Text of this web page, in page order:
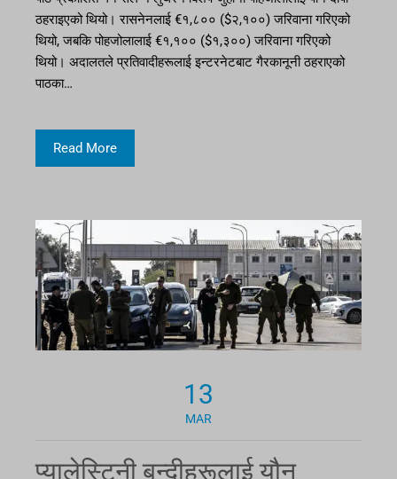
ठहराइएको थियो। रासनेनलाई €१,८०० ($२,१००) जरिवाना गरिएको
थियो, जबकि पोहजोलालाई €१,१०० ($१,३००) जरिवाना गरिएको
थियो। अदालतले प्रतिवादीहरूलाई इन्टरनेटबाट गैरकानूनी ठहराएको
पाठका…
Read More
13
MAR
प्यालेस्टिनी बन्दीहरूलाई यौन